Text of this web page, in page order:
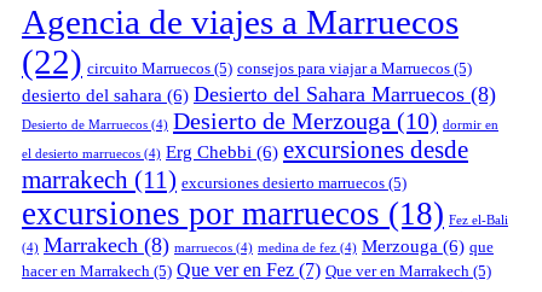
Agencia de viajes a Marruecos
(22) circuito Marruecos (5) consejos para viajar a Marruecos (5)
desierto del sahara (6) Desierto del Sahara Marruecos (8)
Desierto de Marruecos (4) Desierto de Merzouga (10) dormir en
el desierto marruecos (4) Erg Chebbi (6) excursiones desde
marrakech (11) excursiones desierto marruecos (5)
excursiones por marruecos (18) Fez el-Bali
(4) Marrakech (8) marruecos (4) medina de fez (4) Merzouga (6) que
hacer en Marrakech (5) Que ver en Fez (7) Que ver en Marrakech (5)